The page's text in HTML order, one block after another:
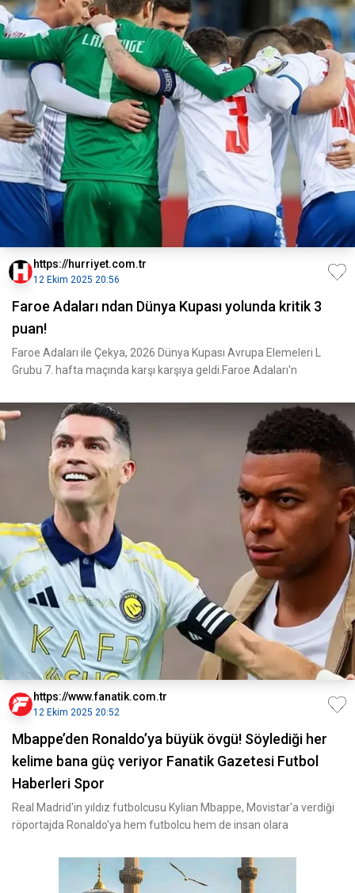
https://hurriyet.com.tr
12 Ekim 2025 20:56
Faroe Adaları ndan Dünya Kupası yolunda kritik 3
puan!
Faroe Adaları ile Çekya, 2026 Dünya Kupası Avrupa Elemeleri L
Grubu 7. hafta maçında karşı karşıya geldi.Faroe Adaları'n
https://www.fanatik.com.tr
12 Ekim 2025 20:52
Mbappe’den Ronaldo’ya büyük övgü! Söylediği her
kelime bana güç veriyor Fanatik Gazetesi Futbol
Haberleri Spor
Real Madrid'in yıldız futbolcusu Kylian Mbappe, Movistar'a verdiği
röportajda Ronaldo'ya hem futbolcu hem de insan olara